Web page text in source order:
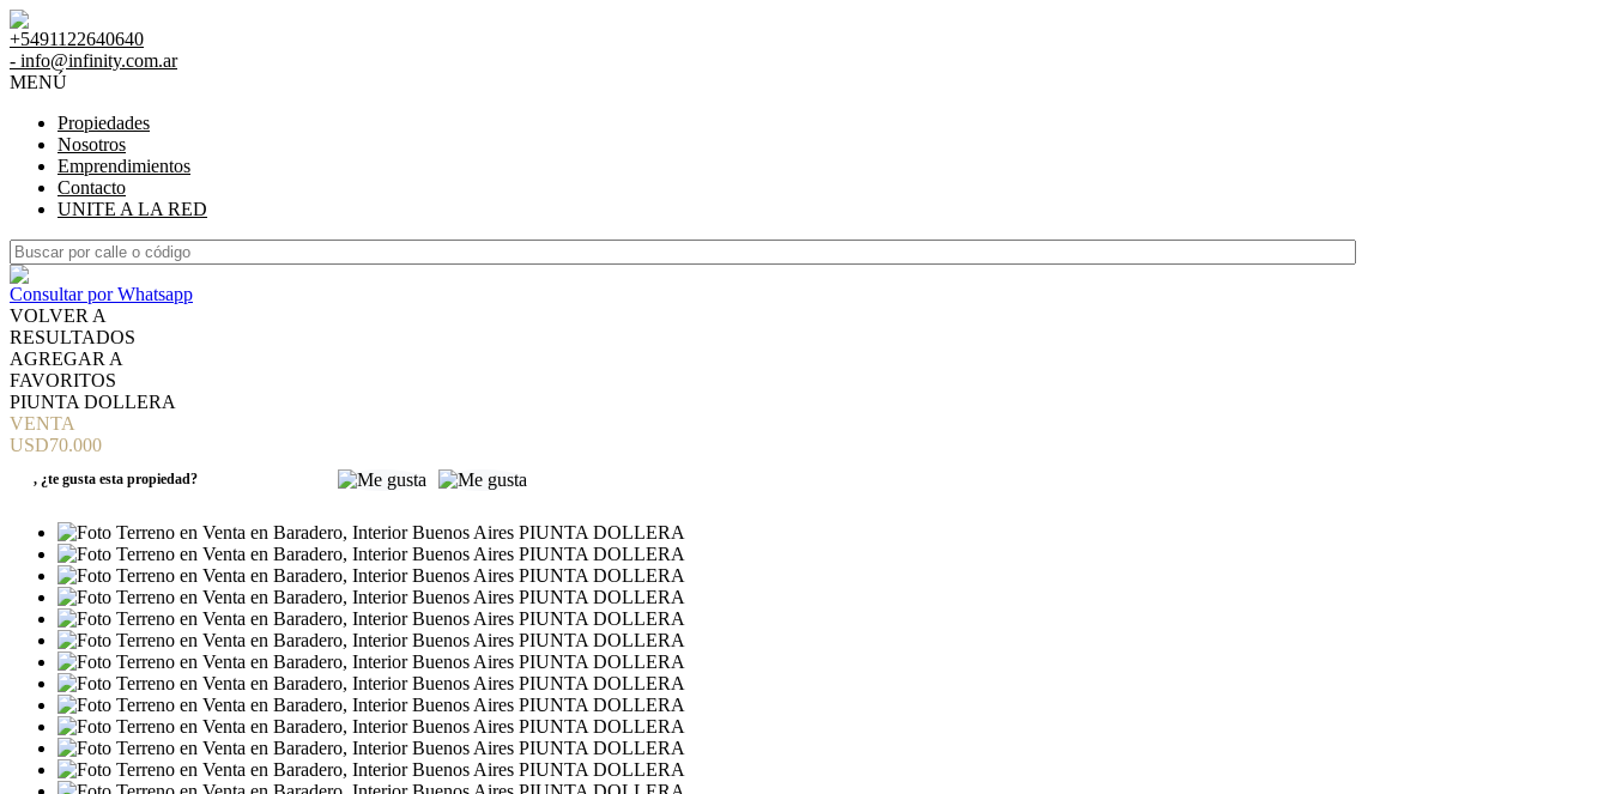
+5491122640640
- info@infinity.com.ar
MENÚ
Propiedades
Nosotros
Emprendimientos
Contacto
UNITE A LA RED
Consultar por Whatsapp
VOLVER A
RESULTADOS
AGREGAR A
FAVORITOS
PIUNTA DOLLERA
VENTA
USD70.000
, ¿te gusta esta propiedad?